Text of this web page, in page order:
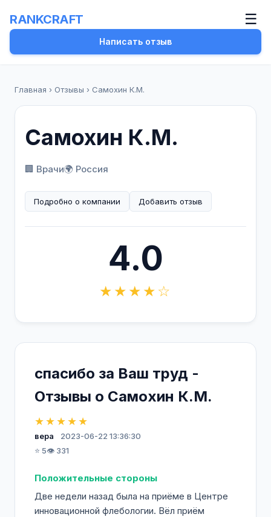
RANKCRAFT ☰
Написать отзыв
Главная › Отзывы › Самохин К.М.
Самохин К.М.
🏢 Врачи🌍 Россия
Подробно о компании Добавить отзыв
4.0
★★★★☆
спасибо за Ваш труд -
Отзывы о Самохин К.М.
★★★★★
вера
2023-06-22 13:36:30
⭐ 5👁️ 331
Положительные стороны
Две недели назад была на приёме в Центре
инновационной флебологии. Вёл приём